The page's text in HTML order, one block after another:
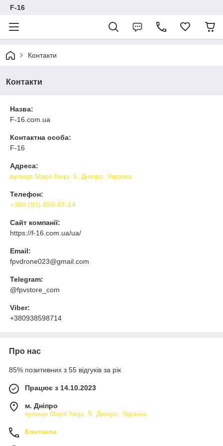
F-16
Контакти
Контакти
Назва:
F-16.com.ua
Контактна особа:
F-16
Адреса:
вулиця Марії Кюрі, 5, Дніпро, Україна
Телефон:
+380 (93) 859-87-14
Сайт компанії:
https://f-16.com.ua/ua/
Email:
fpvdrone023@gmail.com
Telegram:
@fpvstore_com
Viber:
+380938598714
Про нас
85% позитивних з 55 відгуків за рік
Працює з 14.10.2023
м. Дніпро
вулиця Марії Кюрі, 5, Дніпро, Україна
Контакти